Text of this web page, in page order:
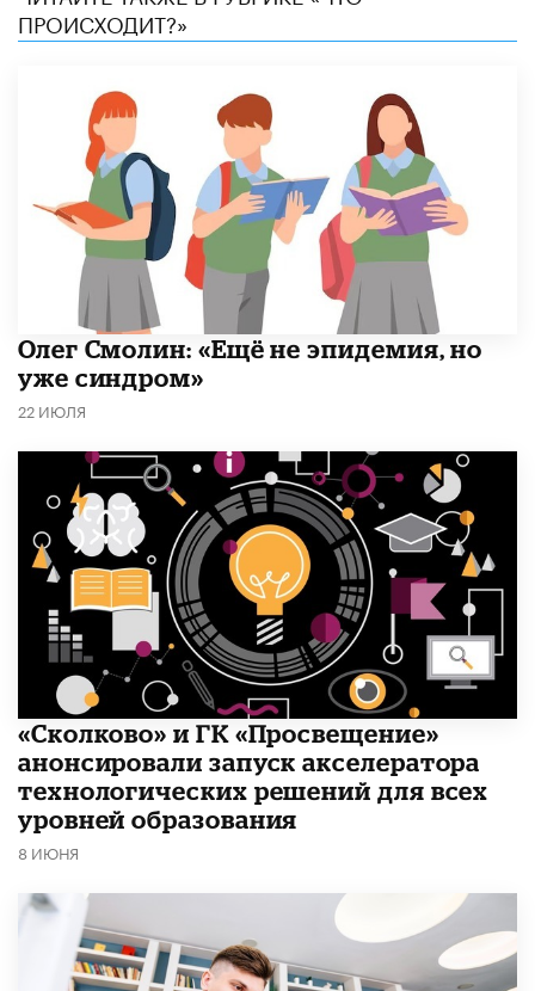
ПРОИСХОДИТ?»
​Олег Смолин: «Ещё не эпидемия, но
уже синдром»
22 ИЮЛЯ
«Сколково» и ГК «Просвещение»
анонсировали запуск акселератора
технологических решений для всех
уровней образования
8 ИЮНЯ